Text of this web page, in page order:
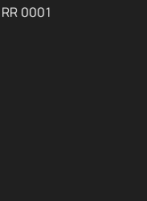
0001